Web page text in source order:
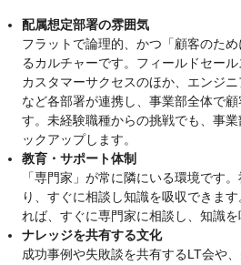
配属想定部署の雰囲気
フラットで論理的、かつ「顧客のた
るカルチャーです。フィールドセー
カスタマーサクセスのほか、エンジ
など各部署が連携し、事業部全体で
す。未経験職種からの挑戦でも、事
ックアップします。
教育・サポート体制
「専門家」が常に隣にいる環境です
り、すぐに相談し知識を吸収できま
れば、すぐに専門家に相談し、知識を
ナレッジを共有する文化
成功事例や失敗談を共有するLT会や